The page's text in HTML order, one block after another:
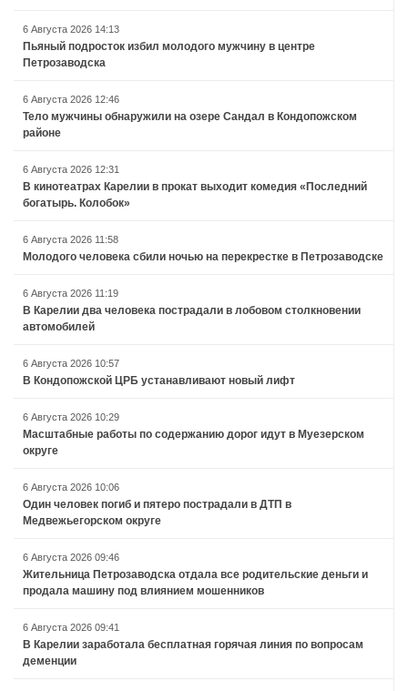
6 Августа 2026 14:13
Пьяный подросток избил молодого мужчину в центре
Петрозаводска
6 Августа 2026 12:46
Тело мужчины обнаружили на озере Сандал в Кондопожском
районе
6 Августа 2026 12:31
В кинотеатрах Карелии в прокат выходит комедия «Последний
богатырь. Колобок»
6 Августа 2026 11:58
Молодого человека сбили ночью на перекрестке в Петрозаводске
6 Августа 2026 11:19
В Карелии два человека пострадали в лобовом столкновении
автомобилей
6 Августа 2026 10:57
В Кондопожской ЦРБ устанавливают новый лифт
6 Августа 2026 10:29
Масштабные работы по содержанию дорог идут в Муезерском
округе
6 Августа 2026 10:06
Один человек погиб и пятеро пострадали в ДТП в
Медвежьегорском округе
6 Августа 2026 09:46
Жительница Петрозаводска отдала все родительские деньги и
продала машину под влиянием мошенников
6 Августа 2026 09:41
В Карелии заработала бесплатная горячая линия по вопросам
деменции